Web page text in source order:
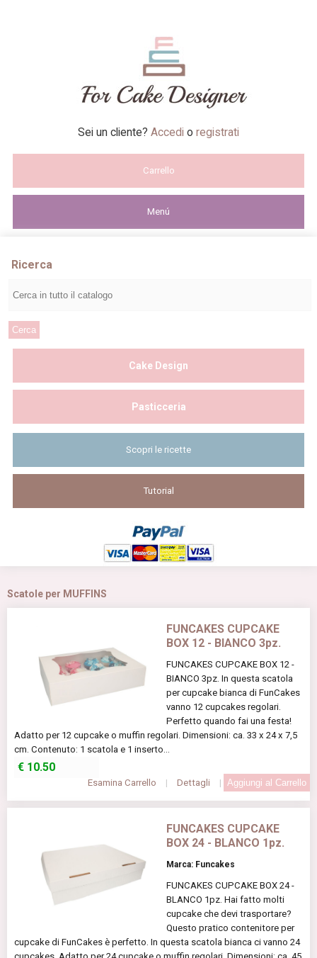
Sei un cliente? Accedi o registrati
Carrello
Menú
Ricerca
Cake Design
Pasticceria
Scopri le ricette
Tutorial
Scatole per MUFFINS
FUNCAKES CUPCAKE
BOX 12 - BIANCO 3pz.
FUNCAKES CUPCAKE BOX 12 -
BIANCO 3pz. In questa scatola
per cupcake bianca di FunCakes
vanno 12 cupcakes regolari.
Perfetto quando fai una festa!
Adatto per 12 cupcake o muffin regolari. Dimensioni: ca. 33 x 24 x 7,5
cm. Contenuto: 1 scatola e 1 inserto...
€ 10.50
Esamina Carrello | Dettagli |
FUNCAKES CUPCAKE
BOX 24 - BLANCO 1pz.
Marca: Funcakes
FUNCAKES CUPCAKE BOX 24 -
BLANCO 1pz. Hai fatto molti
cupcake che devi trasportare?
Questo pratico contenitore per
cupcake di FunCakes è perfetto. In questa scatola bianca ci vanno 24